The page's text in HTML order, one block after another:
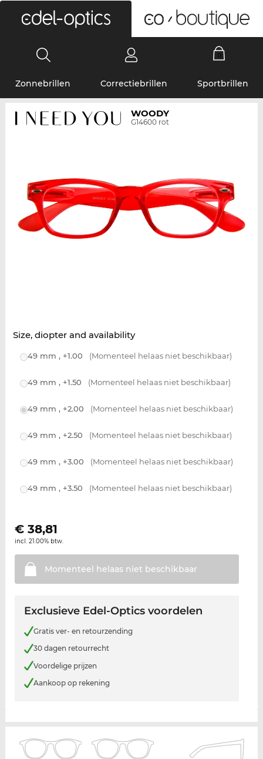
Zonnebrillen Correctiebrillen Sportbrillen
WOODY
G14600 rot
Size, diopter and availability
49 mm , +1.00 (Momenteel helaas niet beschikbaar)
49 mm , +1.50 (Momenteel helaas niet beschikbaar)
49 mm , +2.00 (Momenteel helaas niet beschikbaar)
49 mm , +2.50 (Momenteel helaas niet beschikbaar)
49 mm , +3.00 (Momenteel helaas niet beschikbaar)
49 mm , +3.50 (Momenteel helaas niet beschikbaar)
€ 38,81
incl. 21.00% btw.
Momenteel helaas niet beschikbaar
Exclusieve Edel-Optics voordelen
Gratis ver- en retourzending
30 dagen retourrecht
Voordelige prijzen
Aankoop op rekening